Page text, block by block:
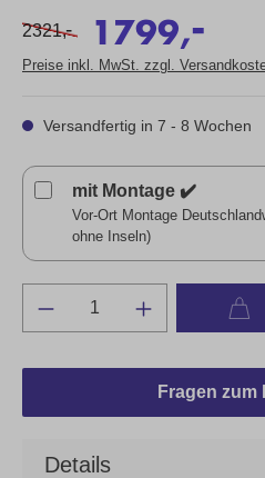
2321,- 1799,
-
Preise inkl. MwSt. zzgl.
Versandfertig in 7 - 8 Wochen
mit Montage ✔️
Vor-Ort Montage
ohne Inseln)
Fragen zum
Details